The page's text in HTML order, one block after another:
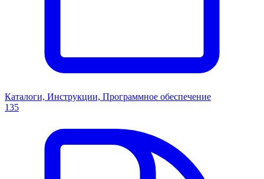
Каталоги, Инструкции, Программное обеспечение
135